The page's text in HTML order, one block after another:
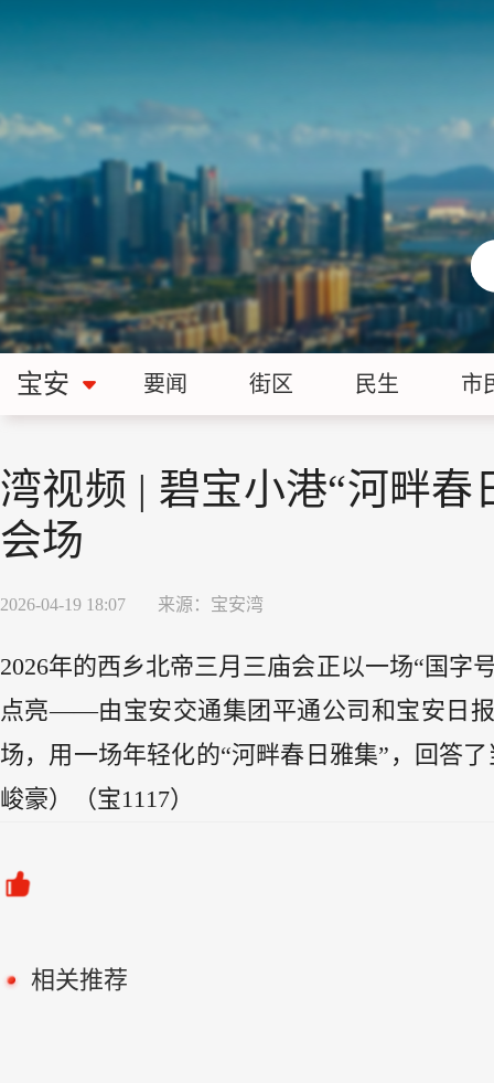
宝安 要闻 街区 民生 市
湾视频 | 碧宝小港“河畔
会场
2026-04-19 18:07 来源： 宝安湾
2026年的西乡北帝三月三庙会正以一场“国字
点亮——由宝安交通集团平通公司和宝安日
场，用一场年轻化的“河畔春日雅集”，回答
峻豪）（宝1117）
相关推荐